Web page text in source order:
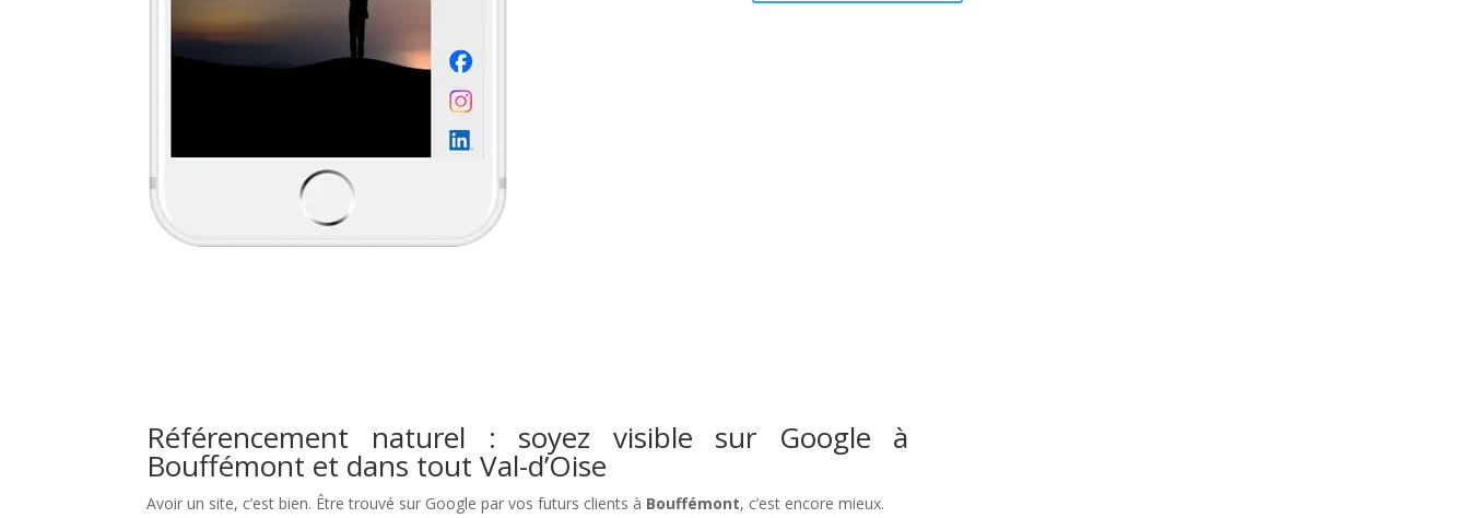
Référencement naturel : soyez visible sur Google à
Bouffémont et dans tout Val-d’Oise
Avoir un site, c’est bien. Être trouvé sur Google par vos futurs clients à Bouffémont, c’est encore mieux.